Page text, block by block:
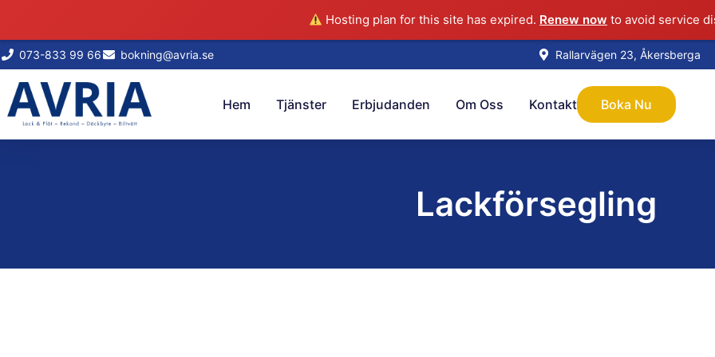
Hosting plan for this site has expired. Renew now to avoid service
073-833 99 66 bokning@avria.se Rallarvägen 23, Åkersberga
Hem Tjänster Erbjudanden Om Oss Kontakt Boka Nu
Lackförsegling